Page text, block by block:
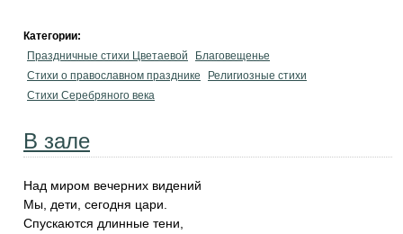
Категории:
Праздничные стихи Цветаевой
Благовещенье
Стихи о православном празднике
Религиозные стихи
Стихи Серебряного века
В зале
Над миром вечерних видений
Мы, дети, сегодня цари.
Спускаются длинные тени,